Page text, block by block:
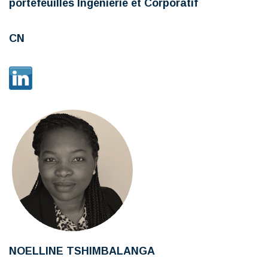
portefeuilles Ingénierie et Corporatif
CN
NOELLINE TSHIMBALANGA